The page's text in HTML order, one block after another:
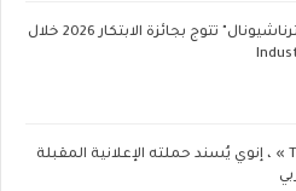
فيليب موريس إنترناشيونال" تتوج بجائزة الابتكار 2026 خلال
مع « The Next Ad » ، إنوي يُسند حملته الإعلانية المقبلة